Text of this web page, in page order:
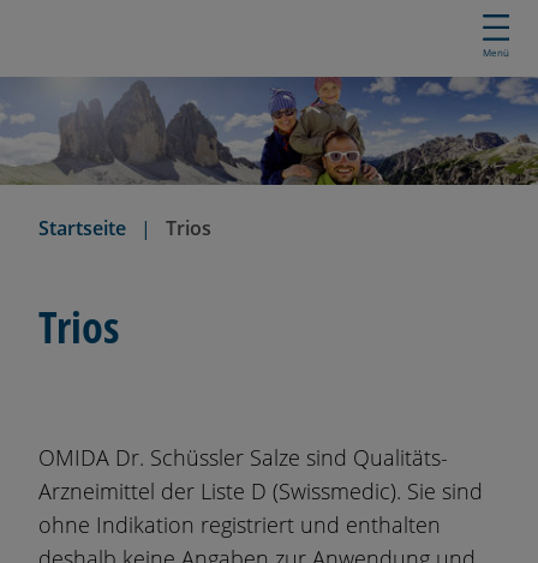
r
e
k
t
z
Menü
Startseite Trios
Trios
OMIDA Dr. Schüssler Salze sind Qualitäts-
Arzneimittel der Liste D (Swissmedic). Sie sind
ohne Indikation registriert und enthalten